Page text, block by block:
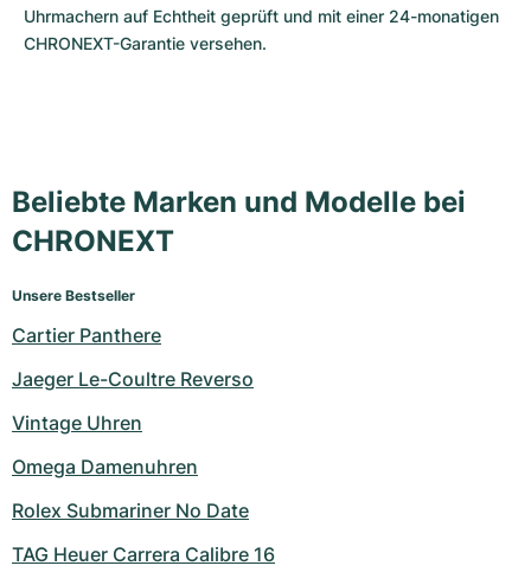
Uhrmachern auf Echtheit geprüft und mit einer 24-monatigen
CHRONEXT-Garantie versehen.
Beliebte Marken und Modelle bei
CHRONEXT
Unsere Bestseller
Cartier Panthere
Jaeger Le-Coultre Reverso
Vintage Uhren
Omega Damenuhren
Rolex Submariner No Date
TAG Heuer Carrera Calibre 16